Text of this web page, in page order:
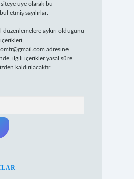
üye olarak bu
etmiş sayılırlar.
düzenlemelere aykırı olduğunu
adresine
ilgili içerikler yasal süre
kaldırılacaktır.